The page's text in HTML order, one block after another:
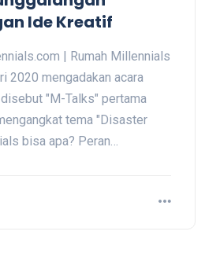
Ide Kreatif
| Rumah Millennials
2020 mengadakan acara
"M-Talks" pertama
tema "Disaster
bisa apa? Peran…